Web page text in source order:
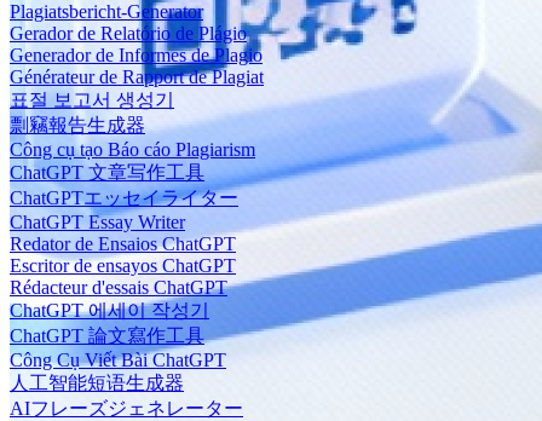
Plagiatsbericht-Generator
Gerador de Relatório de Plágio
Generador de Informes de Plagio
Générateur de Rapport de Plagiat
표절 보고서 생성기
剽竊報告生成器
Công cụ tạo Báo cáo Plagiarism
ChatGPT 文章写作工具
ChatGPTエッセイライター
ChatGPT Essay Writer
Redator de Ensaios ChatGPT
Escritor de ensayos ChatGPT
Rédacteur d'essais ChatGPT
ChatGPT 에세이 작성기
ChatGPT 論文寫作工具
Công Cụ Viết Bài ChatGPT
人工智能短语生成器
AIフレーズジェネレーター